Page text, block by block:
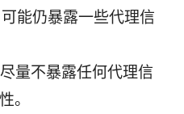
能仍暴露一些代理信
量不暴露任何代理信
。